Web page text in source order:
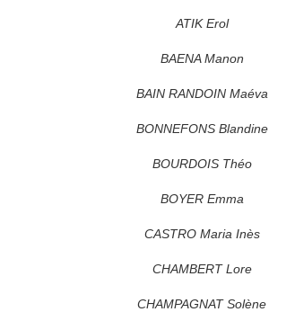
ATIK Erol
BAENA Manon
BAIN RANDOIN Maéva
BONNEFONS Blandine
BOURDOIS Théo
BOYER Emma
CASTRO Maria Inès
CHAMBERT Lore
CHAMPAGNAT Solène